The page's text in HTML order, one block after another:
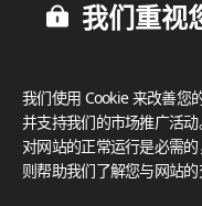
我们重视
我们使用 Cookie 来改善您
并支持我们的市场推广活
对网站的正常运行是必需
则帮助我们了解您与网站的